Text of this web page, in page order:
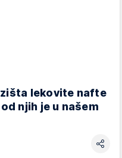
lekovite nafte
njih je u našem